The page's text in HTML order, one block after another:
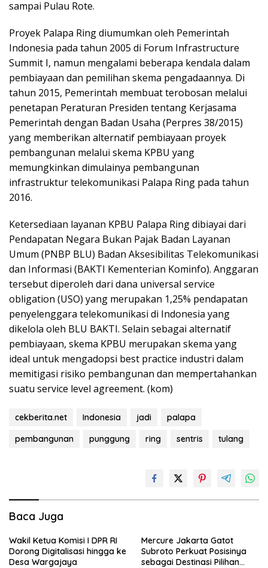
sampai Pulau Rote.
Proyek Palapa Ring diumumkan oleh Pemerintah
Indonesia pada tahun 2005 di Forum Infrastructure
Summit I, namun mengalami beberapa kendala dalam
pembiayaan dan pemilihan skema pengadaannya. Di
tahun 2015, Pemerintah membuat terobosan melalui
penetapan Peraturan Presiden tentang Kerjasama
Pemerintah dengan Badan Usaha (Perpres 38/2015)
yang memberikan alternatif pembiayaan proyek
pembangunan melalui skema KPBU yang
memungkinkan dimulainya pembangunan
infrastruktur telekomunikasi Palapa Ring pada tahun
2016.
Ketersediaan layanan KPBU Palapa Ring dibiayai dari
Pendapatan Negara Bukan Pajak Badan Layanan
Umum (PNBP BLU) Badan Aksesibilitas Telekomunikasi
dan Informasi (BAKTI Kementerian Kominfo). Anggaran
tersebut diperoleh dari dana universal service
obligation (USO) yang merupakan 1,25% pendapatan
penyelenggara telekomunikasi di Indonesia yang
dikelola oleh BLU BAKTI. Selain sebagai alternatif
pembiayaan, skema KPBU merupakan skema yang
ideal untuk mengadopsi best practice industri dalam
memitigasi risiko pembangunan dan mempertahankan
suatu service level agreement. (kom)
cekberita.net Indonesia jadi
palapa
pembangunan
punggung ring sentris tulang
Baca Juga
Wakil Ketua Komisi I DPR RI
Dorong Digitalisasi hingga ke
Desa Wargajaya
Mercure Jakarta Gatot
Subroto Perkuat Posisinya
sebagai Destinasi Pilihan